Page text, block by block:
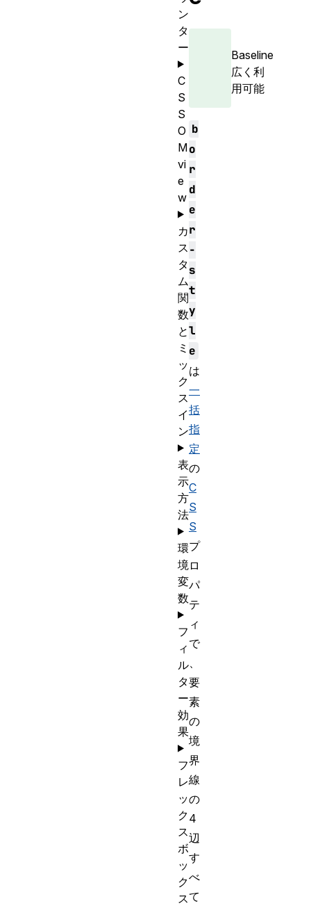
Baseline
広く利
用可能
b
o
r
d
e
r
-
s
t
y
l
e
は
一
括
指
定
の
C
S
S
プ
ロ
パ
テ
ィ
で
、
要
素
の
境
界
線
の
4
辺
す
べ
て
ン
タ
ー
C
S
S
O
M
vi
e
w
カ
ス
タ
ム
関
数
と
ミ
ッ
ク
ス
イ
ン
表
示
方
法
環
境
変
数
フ
ィ
ル
タ
ー
効
果
フ
レ
ッ
ク
ス
ボ
ッ
ク
ス